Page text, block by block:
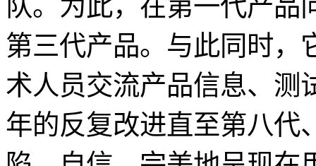
队。为此，在第一代产
第三代产品。与此同时，
术人员交流产品信息、测
年的反复改进直至第八代